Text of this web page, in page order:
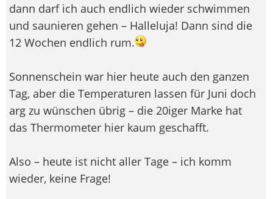
dann darf ich auch endlich wieder schwimmen
und saunieren gehen – Halleluja! Dann sind die
12 Wochen endlich rum.
Sonnenschein war hier heute auch den ganzen
Tag, aber die Temperaturen lassen für Juni doch
arg zu wünschen übrig – die 20iger Marke hat
das Thermometer hier kaum geschafft.
Also – heute ist nicht aller Tage – ich komm
wieder, keine Frage!